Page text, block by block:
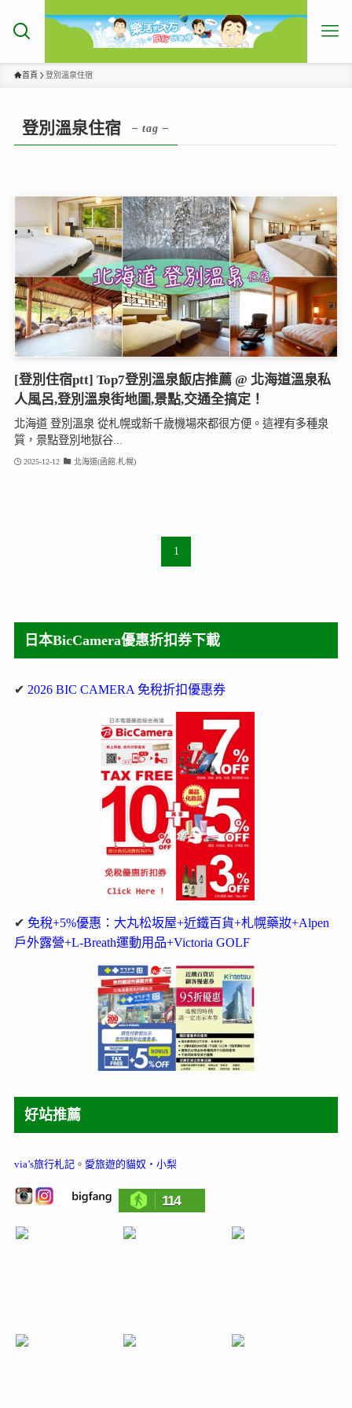
首頁 登別溫泉住宿
登別溫泉住宿 – tag –
[登別住宿ptt] Top7登別溫泉飯店推薦 @ 北海道溫泉私
人風呂,登別溫泉街地圖,景點,交通全搞定！
北海道 登別溫泉 從札幌或新千歲機場來都很方便。這裡有多種泉
質，景點登別地獄谷...
2025-12-12 北海道(函館.札幌)
1
日本BicCamera優惠折扣券下載
✔ 2026 BIC CAMERA 免稅折扣優惠券
✔ 免稅+5%優惠：大丸松坂屋+近鐵百貨+札幌藥妝+Alpen
戶外露營+L-Breath運動用品+Victoria GOLF
好站推薦
via’s旅行札記。 愛旅遊的貓奴‧小梨
114